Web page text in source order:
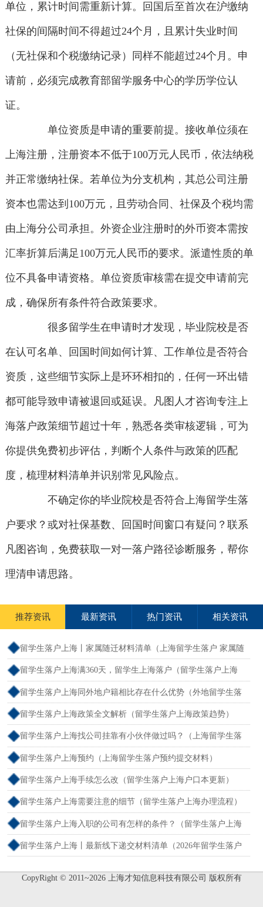
单位，累计时间需重新计算。回国后至首次在沪缴纳
社保的间隔时间不得超过24个月，且累计失业时间
（无社保和个税缴纳记录）同样不能超过24个月。申
请前，必须完成教育部留学服务中心的学历学位认
证。
单位资质是申请的重要前提。接收单位须在
上海注册，注册资本不低于100万元人民币，依法纳税
并正常缴纳社保。若单位为分支机构，其总公司注册
资本也需达到100万元，且劳动合同、社保及个税均需
由上海分公司承担。外资企业注册时的外币资本需按
汇率折算后满足100万元人民币的要求。派遣性质的单
位不具备申请资格。单位资质审核需在提交申请前完
成，确保所有条件符合政策要求。
很多留学生在申请时才发现，毕业院校是否
在认可名单、回国时间如何计算、工作单位是否符合
资质，这些细节实际上是环环相扣的，任何一环出错
都可能导致申请被退回或延误。凡图人才咨询专注上
海落户政策细节超过十年，熟悉各类审核逻辑，可为
你提供免费初步评估，判断个人条件与政策的匹配
度，梳理材料清单并识别常见风险点。
不确定你的毕业院校是否符合上海留学生落
户要求？或对社保基数、回国时间窗口有疑问？联系
凡图咨询，免费获取一对一落户路径诊断服务，帮你
理清申请思路。
推荐资讯 最新资讯 热门资讯 相关资讯
留学生落户上海丨家属随迁材料清单（上海留学生落户 家属随
迁）
留学生落户上海满360天，留学生上海落户（留学生落户上海
2026年最新政策条件）
留学生落户上海同外地户籍相比存在什么优势（外地留学生落
户上海如何办理）
留学生落户上海政策全文解析（留学生落户上海政策趋势）
留学生落户上海找公司挂靠有小伙伴做过吗？（上海留学生落
户公司名额）
留学生落户上海预约（上海留学生落户预约提交材料）
留学生落户上海手续怎么改（留学生落户上海户口本更新）
留学生落户上海需要注意的细节（留学生落户上海办理流程）
留学生落户上海入职的公司有怎样的条件？（留学生落户上海
单位要求）
留学生落户上海丨最新线下递交材料清单（2026年留学生落户
CopyRight © 2011~2026 上海才知信息科技有限公司 版权所有